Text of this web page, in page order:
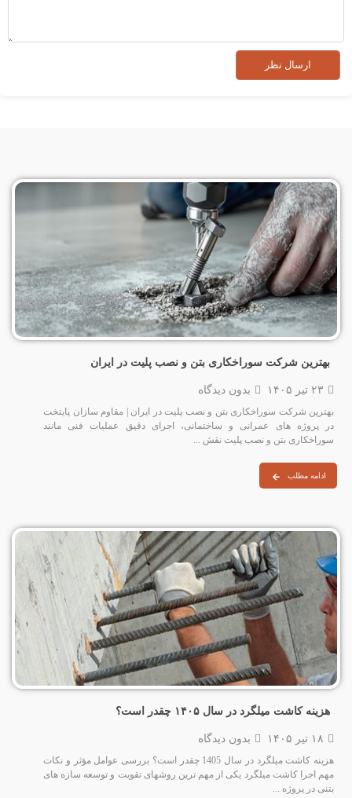
بهترین شرکت سوراخکاری بتن و نصب پلیت در ایران
۲۳ تیر ۱۴۰۵ بدون دیدگاه
بهترین شرکت سوراخکاری بتن و نصب پلیت در ایران | مقاوم سازان پایتخت
در پروژه‌ های عمرانی و ساختمانی، اجرای دقیق عملیات فنی مانند
سوراخکاری بتن و نصب پلیت نقش ...
ادامه مطلب
هزینه کاشت میلگرد در سال ۱۴۰۵ چقدر است؟
۱۸ تیر ۱۴۰۵ بدون دیدگاه
هزینه کاشت میلگرد در سال 1405 چقدر است؟ بررسی عوامل مؤثر و نکات
مهم اجرا کاشت میلگرد یکی از مهم‌ ترین روشهای تقویت و توسعه سازه‌ های
بتنی در پروژه‌ ...